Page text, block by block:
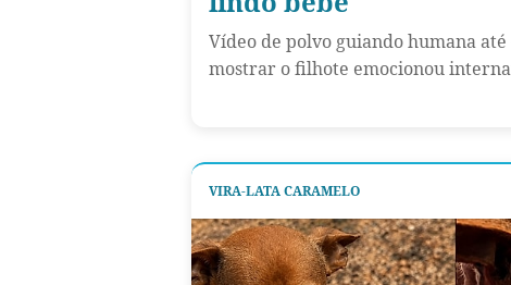
Vídeo de polvo guiando humana
mostrar o filhote emocionou
VIRA-LATA CARAMELO